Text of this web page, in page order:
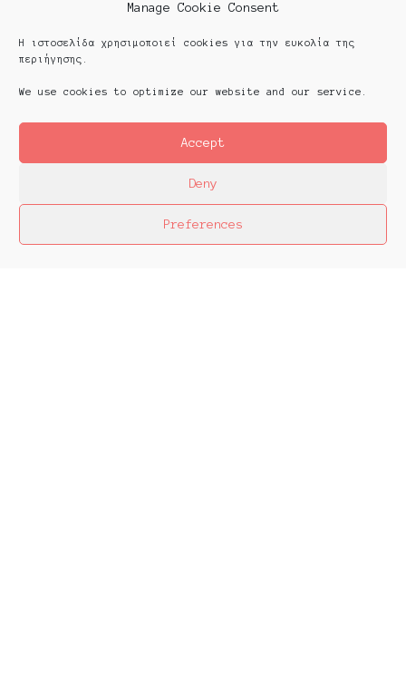
Manage Cookie Consent
Η ιστοσελίδα χρησιμοποιεί cookies για την ευκολία της
περιήγησης.
We use cookies to optimize our website and our service.
Accept
Deny
Preferences